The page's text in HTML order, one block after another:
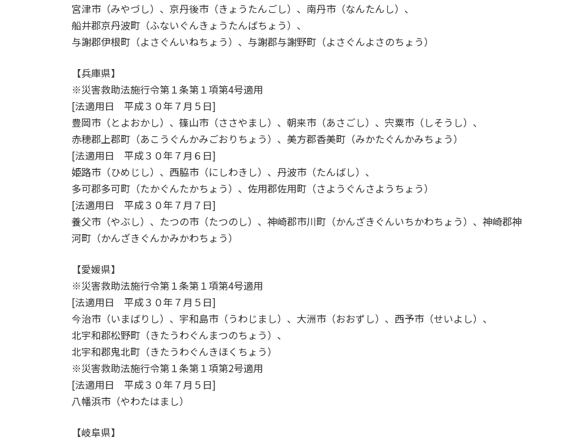
宮津市（みやづし）、京丹後市（きょうたんごし）、南丹市（なんたんし）、
船井郡京丹波町（ふないぐんきょうたんばちょう）、
与謝郡伊根町（よさぐんいねちょう）、与謝郡与謝野町（よさぐんよさのちょう）
【兵庫県】
※災害救助法施行令第１条第１項第4号適用
[法適用日 平成３０年７月５日]
豊岡市（とよおかし）、篠山市（ささやまし）、朝来市（あさごし）、宍粟市（しそうし）、
赤穂郡上郡町（あこうぐんかみごおりちょう）、美方郡香美町（みかたぐんかみちょう）
[法適用日 平成３０年７月６日]
姫路市（ひめじし）、西脇市（にしわきし）、丹波市（たんばし）、
多可郡多可町（たかぐんたかちょう）、佐用郡佐用町（さようぐんさようちょう）
[法適用日 平成３０年７月７日]
養父市（やぶし）、たつの市（たつのし）、神崎郡市川町（かんざきぐんいちかわちょう）、神崎郡神
河町（かんざきぐんかみかわちょう）
【愛媛県】
※災害救助法施行令第１条第１項第4号適用
[法適用日 平成３０年７月５日]
今治市（いまばりし）、宇和島市（うわじまし）、大洲市（おおずし）、西予市（せいよし）、
北宇和郡松野町（きたうわぐんまつのちょう）、
北宇和郡鬼北町（きたうわぐんきほくちょう）
※災害救助法施行令第１条第１項第2号適用
[法適用日 平成３０年７月５日]
八幡浜市（やわたはまし）
【岐阜県】